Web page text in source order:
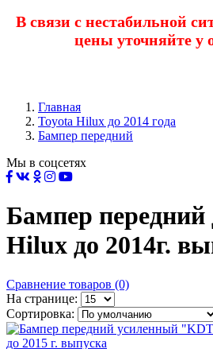
В связи с нестабильной
цены уточняйте у
Главная
Toyota Нilux до 2014 года
Бампер передний
Мы в соцсетях
Бампер передний
Hilux до 2014г.
Сравнение товаров (0)
На странице:
Сортировка: